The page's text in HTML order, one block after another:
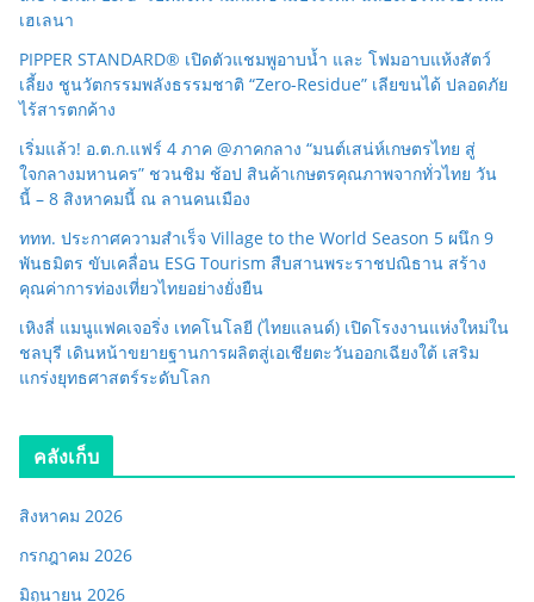
เฮเลนา
PIPPER STANDARD® เปิดตัวแชมพูอาบน้ำ และ โฟมอาบแห้งสัตว์
เลี้ยง ชูนวัตกรรมพลังธรรมชาติ “Zero-Residue” เลียขนได้ ปลอดภัย
ไร้สารตกค้าง
เริ่มแล้ว! อ.ต.ก.แฟร์ 4 ภาค @ภาคกลาง “มนต์เสน่ห์เกษตรไทย สู่
ใจกลางมหานคร” ชวนชิม ช้อป สินค้าเกษตรคุณภาพจากทั่วไทย วัน
นี้ – 8 สิงหาคมนี้ ณ ลานคนเมือง
ททท. ประกาศความสำเร็จ Village to the World Season 5 ผนึก 9
พันธมิตร ขับเคลื่อน ESG Tourism สืบสานพระราชปณิธาน สร้าง
คุณค่าการท่องเที่ยวไทยอย่างยั่งยืน
เหิงลี่ แมนูแฟคเจอริ่ง เทคโนโลยี (ไทยแลนด์) เปิดโรงงานแห่งใหม่ใน
ชลบุรี เดินหน้าขยายฐานการผลิตสู่เอเชียตะวันออกเฉียงใต้ เสริม
แกร่งยุทธศาสตร์ระดับโลก
คลังเก็บ
สิงหาคม 2026
กรกฎาคม 2026
มิถุนายน 2026